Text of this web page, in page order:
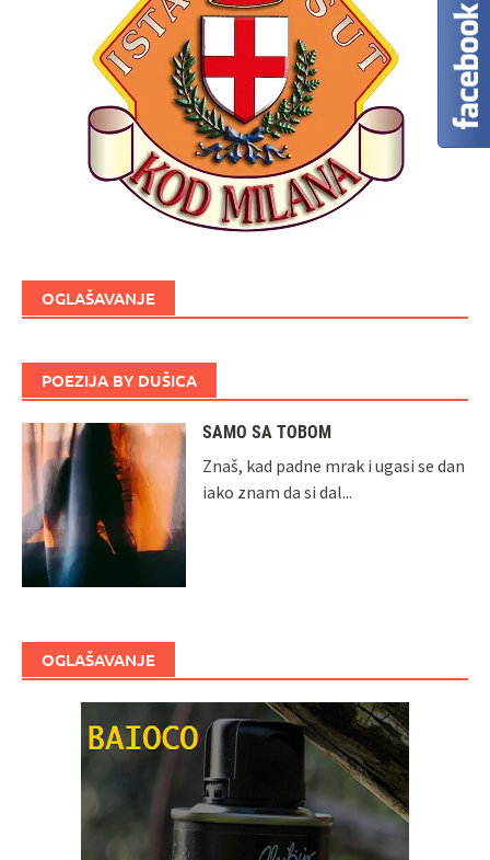
OGLAŠAVANJE
POEZIJA BY DUŠICA
SAMO SA TOBOM
Znaš, kad padne mrak i ugasi se dan
iako znam da si dal...
OGLAŠAVANJE